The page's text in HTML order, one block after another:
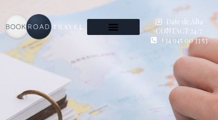
Date de Alta
CONTACT 24/7
+34 945 00 33 53